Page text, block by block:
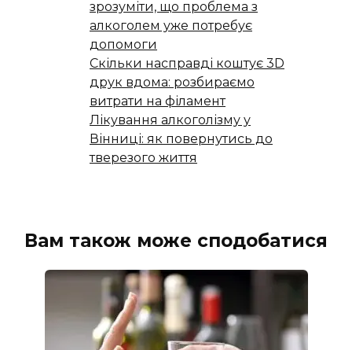
зрозуміти, що проблема з
алкоголем уже потребує
допомоги
Скільки насправді коштує 3D
друк вдома: розбираємо
витрати на філамент
Лікування алкоголізму у
Вінниці: як повернутись до
тверезого життя
Вам також може сподобатися